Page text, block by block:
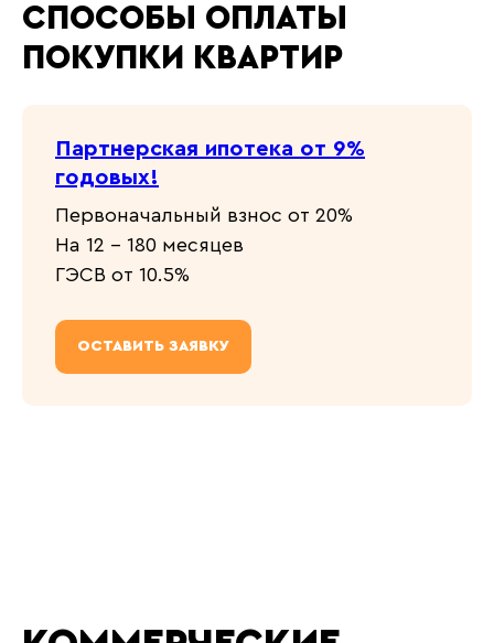
СПОСОБЫ ОПЛАТЫ
ПОКУПКИ КВАРТИР
Партнерская ипотека от 9%
годовых!
Первоначальный взнос от 20%
На 12 - 180 месяцев
ГЭСВ от 10.5%
ОСТАВИТЬ ЗАЯВКУ